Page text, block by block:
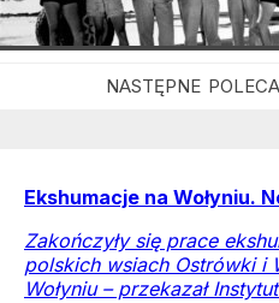
Ekshumacje na Wołyniu.
Zakończyły się prace
polskich wsiach Ostrówki i
Wołyniu – przekazał